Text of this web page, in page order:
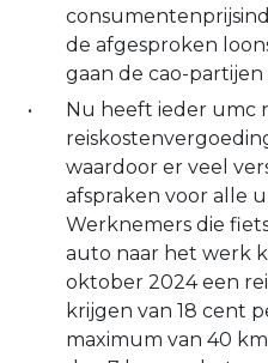
de afgesproken
gaan de cao-partijen
Nu heeft ieder umc
waardoor er veel
afspraken voor alle
Werknemers die
auto naar het werk
oktober 2024 een
krijgen van 18 cent
maximum van 40